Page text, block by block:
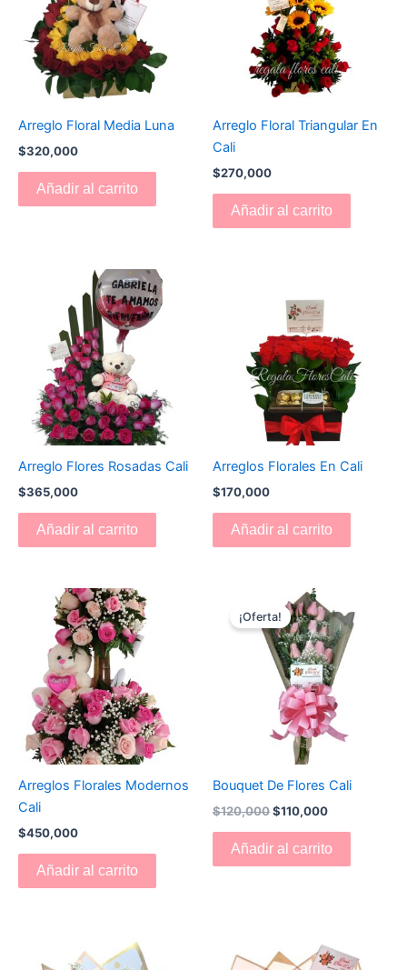
Arreglo Floral Media Luna
$320,000
Añadir al carrito
Arreglo Floral Triangular En
Cali
$270,000
Añadir al carrito
Arreglo Flores Rosadas Cali
$365,000
Añadir al carrito
Arreglos Florales En Cali
$170,000
Añadir al carrito
Arreglos Florales Modernos
Cali
$450,000
Añadir al carrito
¡Oferta!
Bouquet De Flores Cali
$120,000
precio
original
era:
$120,000.
$110,000
precio
actual
es:
$110,000.
Añadir al carrito